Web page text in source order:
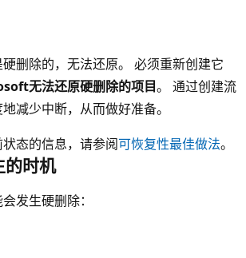
删除的，无法还原。 必须重新创建它
无法还原硬删除的项目。 通过创建流
减少中断，从而做好准备。
态的信息，请参阅可恢复性最佳做法。
的时机
发生硬删除：